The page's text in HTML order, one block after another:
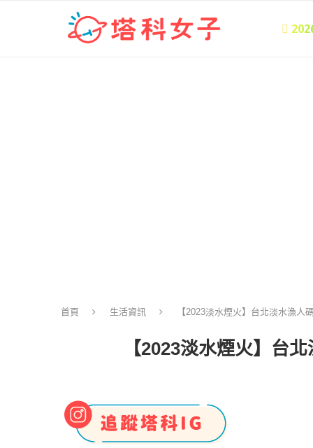

首頁 生活資訊 【2023淡水煙火】台北淡水漁
【2023淡水煙火】台